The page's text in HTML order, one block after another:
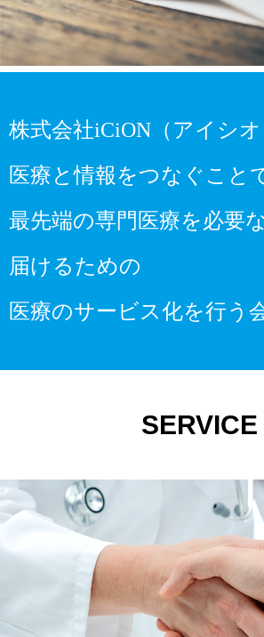
株式会社iCiON（アイシオ
医療と情報をつなぐこと
最先端の専門医療を必要
届けるための
医療のサービス化を行う
SERVICE